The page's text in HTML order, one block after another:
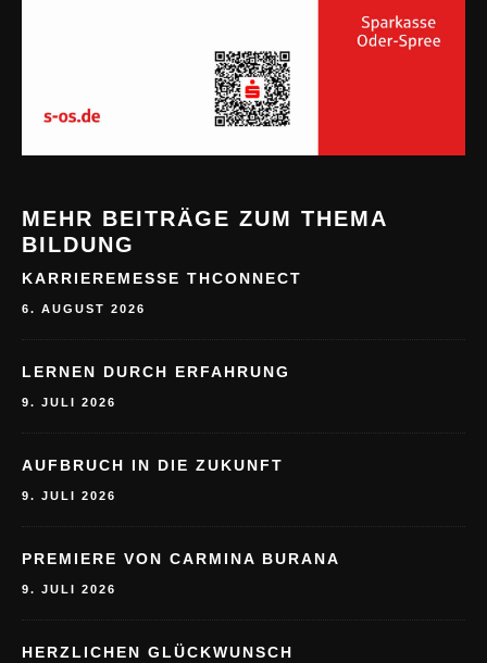
MEHR BEITRÄGE ZUM THEMA
BILDUNG
KARRIEREMESSE THCONNECT
6. AUGUST 2026
LERNEN DURCH ERFAHRUNG
9. JULI 2026
AUFBRUCH IN DIE ZUKUNFT
9. JULI 2026
PREMIERE VON CARMINA BURANA
9. JULI 2026
HERZLICHEN GLÜCKWUNSCH